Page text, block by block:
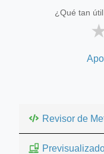
¿Qué tan
Revisor de